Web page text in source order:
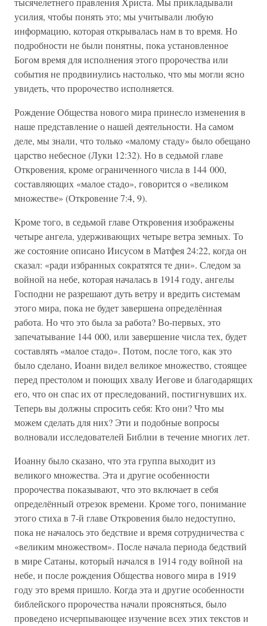
усилия, чтобы понять это; мы учитывали любую
информацию, которая открывалась нам в то время. Но
подробности не были понятны, пока установленное
Богом время для исполнения этого пророчества или
события не продвинулись настолько, что мы могли ясно
увидеть, что пророчество исполняется.
Рождение Общества нового мира принесло изменения в
наше представление о нашей деятельности. На самом
деле, мы знали, что только «малому стаду» было обещано
царство небесное (Луки 12:32). Но в седьмой главе
Откровения, кроме ограниченного числа в 144 000,
составляющих «малое стадо», говорится о «великом
множестве» (Откровение 7:4, 9).
Кроме того, в седьмой главе Откровения изображены
четыре ангела, удерживающих четыре ветра земных. То
же состояние описано Иисусом в Матфея 24:22, когда он
сказал: «ради избранных сократятся те дни». Следом за
войной на небе, которая началась в 1914 году, ангелы
Господни не разрешают дуть ветру и вредить системам
этого мира, пока не будет завершена определённая
работа. Но что это была за работа? Во-первых, это
запечатывание 144 000, или завершение числа тех, будет
составлять «малое стадо». Потом, после того, как это
было сделано, Иоанн видел великое множество, стоящее
перед престолом и поющих хвалу Иегове и благодарящих
его, что он спас их от преследований, постигнувших их.
Теперь вы должны спросить себя: Кто они? Что мы
можем сделать для них? Эти и подобные вопросы
волновали исследователей Библии в течение многих лет.
Иоанну было сказано, что эта группа выходит из
великого множества. Эта и другие особенности
пророчества показывают, что это включает в себя
определённый отрезок времени. Кроме того, понимание
этого стиха в 7-й главе Откровения было недоступно,
пока не началось это бедствие и время сотрудничества с
«великим множеством». После начала периода бедствий
в мире Сатаны, который начался в 1914 году войной на
небе, и после рождения Общества нового мира в 1919
году это время пришло. Когда эта и другие особенности
библейского пророчества начали проясняться, было
проведено исчерпывающее изучение всех этих текстов и